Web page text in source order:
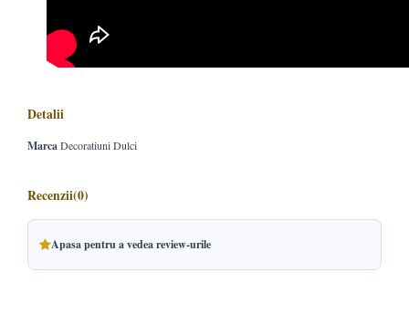
Detalii
MarcaDecoratiuni Dulci
Recenzii(0)
Apasa pentru a vedea review-urile